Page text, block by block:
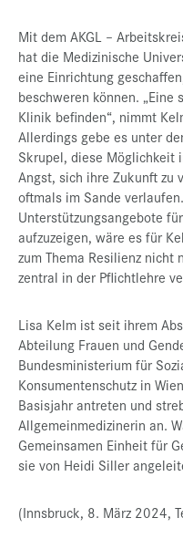
Mit dem AKGL –
hat die Medizinische
eine Einrichtung
beschweren können.
Klinik befinden“, nimmt
Allerdings gebe es unter
Skrupel, diese Möglichkeit
Angst, sich ihre Zukunft zu
oftmals im Sande
Unterstützungsangebote
aufzuzeigen, wäre es für
zum Thema Resilienz nicht
zentral in der Pflichtlehre
Lisa Kelm ist seit ihrem
Abteilung Frauen und
Bundesministerium für
Konsumentenschutz in
Basisjahr antreten und
Allgemeinmedizinerin an.
Gemeinsamen Einheit für
sie von Heidi Siller
(Innsbruck, 8. März 2024,